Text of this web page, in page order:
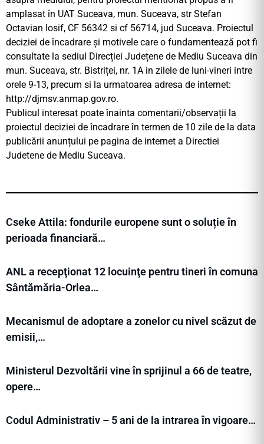
amplasat în UAT Suceava, mun. Suceava, str Stefan
Octavian Iosif, CF 56342 si cf 56714, jud Suceava. Proiectul
deciziei de încadrare și motivele care o fundamentează pot fi
consultate la sediul Direcției Județene de Mediu Suceava din
mun. Suceava, str. Bistriței, nr. 1A in zilele de luni-vineri intre
orele 9-13, precum si la urmatoarea adresa de internet:
http://djmsv.anmap.gov.ro.
Publicul interesat poate înainta comentarii/observații la
proiectul deciziei de încadrare în termen de 10 zile de la data
publicării anunțului pe pagina de internet a Directiei
Judetene de Mediu Suceava.
Cseke Attila: fondurile europene sunt o soluție în
perioada financiară…
ANL a recepţionat 12 locuinţe pentru tineri în comuna
Sântămăria-Orlea…
Mecanismul de adoptare a zonelor cu nivel scăzut de
emisii,…
Ministerul Dezvoltării vine în sprijinul a 66 de teatre,
opere…
Codul Administrativ – 5 ani de la intrarea în vigoare…